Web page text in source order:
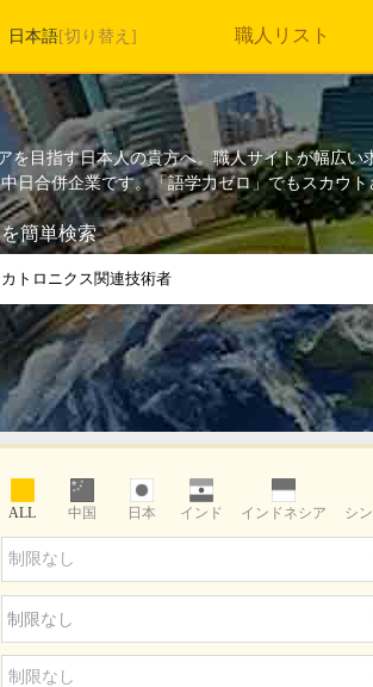
日本語[切り替え] 職人リスト
を目指す日本人の貴方へ。職人サイトが幅広い
日合併企業です。「語学力ゼロ」でもスカウ
簡単検索
ALL 中国 日本 インド インドネシア シ
制限なし
制限なし
制限なし